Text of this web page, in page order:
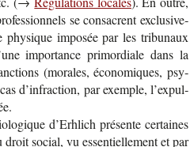
se consacrent exclu­si­ve­
impo­sée par les tri­bu­naux
impor­tance pri­mor­diale dans la
(morales, éco­no­miques, psy­
d’in­frac­tion, par exemple, l’ex­pul­
d’Erh­lich pré­sente cer­taines
social, vu essen­tiel­le­ment et par